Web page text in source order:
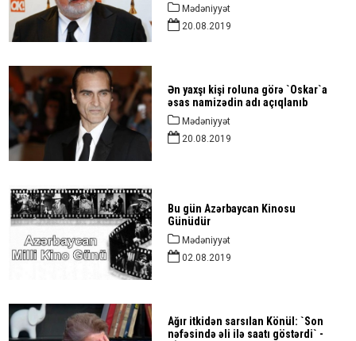
Mədəniyyət
20.08.2019
Ən yaxşı kişi roluna görə `Oskar`a
əsas namizədin adı açıqlanıb
Mədəniyyət
20.08.2019
Bu gün Azərbaycan Kinosu
Günüdür
Mədəniyyət
02.08.2019
Ağır itkidən sarsılan Könül: `Son
nəfəsində əli ilə saatı göstərdi` -